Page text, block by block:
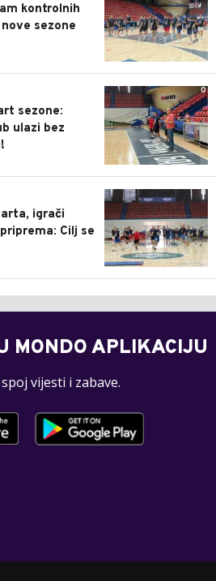
kontrolnih
sezone
0
sezone:
ulazi bez
0
igrači
Cilj se
MONDO APLIKACIJU
vijesti i zabave.